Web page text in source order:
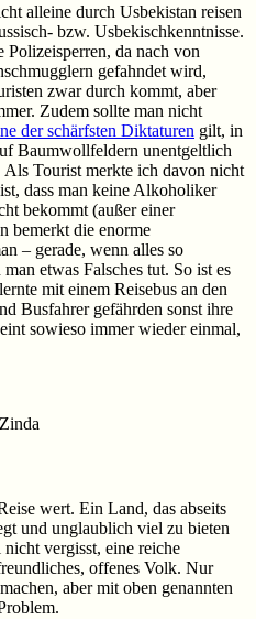
alleine durch Usbekistan reisen
bzw. Usbekischkenntnisse.
da nach von
gefahndet wird,
zwar durch kommt, aber
Zudem sollte man nicht
der schärfsten Diktaturen gilt, in
Baumwollfeldern unentgeltlich
Als Tourist merkte ich davon nicht
dass man keine Alkoholiker
bekommt (außer einer
bemerkt die enorme
– gerade, wenn alles so
etwas Falsches tut. So ist es
mit einem Reisebus an den
Busfahrer gefährden sonst ihre
sowieso immer wieder einmal,
wert. Ein Land, das abseits
und unglaublich viel zu bieten
vergisst, eine reiche
offenes Volk. Nur
aber mit oben genannten